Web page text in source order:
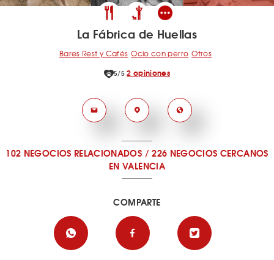
La Fábrica de Huellas
Bares Rest y Cafés Ocio con perro Otros
5/5 2 opiniones
102 NEGOCIOS RELACIONADOS /226 NEGOCIOS CERCANOS
EN VALENCIA
COMPARTE